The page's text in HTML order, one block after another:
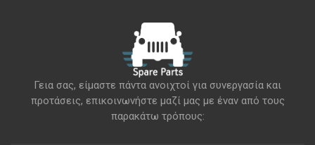
Γεια σας, είμαστε πάντα ανοιχτοί για συνεργασία και
προτάσεις, επικοινωνήστε μαζί μας με έναν από τους
παρακάτω τρόπους: